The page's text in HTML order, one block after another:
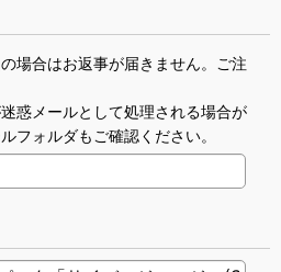
場合はお返事が届きません。ご注
惑メールとして処理される場合が
フォルダもご確認ください。